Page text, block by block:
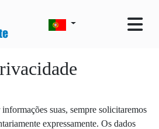
suas, sempre solicitaremos
expressamente. Os dados